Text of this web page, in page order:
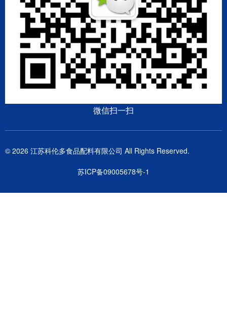
微信扫一扫
© 2026 江苏科伦多食品配料有限公司 All Rights Reserved.
苏ICP备09005678号-1